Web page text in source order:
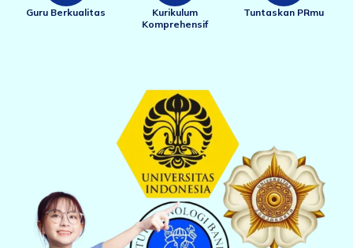
Guru Berkualitas
Kurikulum
Komprehensif
Tuntaskan PRmu